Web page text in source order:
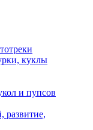
куклы
и пупсов